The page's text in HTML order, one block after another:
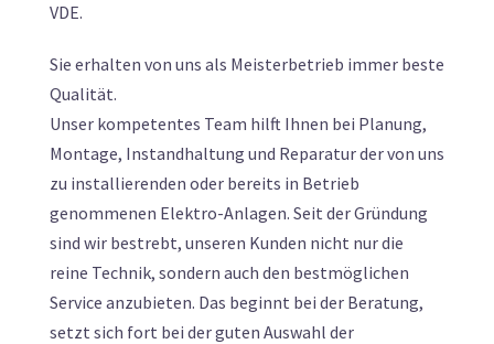
VDE.
Sie erhalten von uns als Meisterbetrieb immer beste
Qualität.
Unser kompetentes Team hilft Ihnen bei Planung,
Montage, Instandhaltung und Reparatur der von uns
zu installierenden oder bereits in Betrieb
genommenen Elektro-Anlagen. Seit der Gründung
sind wir bestrebt, unseren Kunden nicht nur die
reine Technik, sondern auch den bestmöglichen
Service anzubieten. Das beginnt bei der Beratung,
setzt sich fort bei der guten Auswahl der